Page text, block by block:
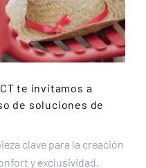
te invitamos a
de soluciones de
clave para la creación
y exclusividad.